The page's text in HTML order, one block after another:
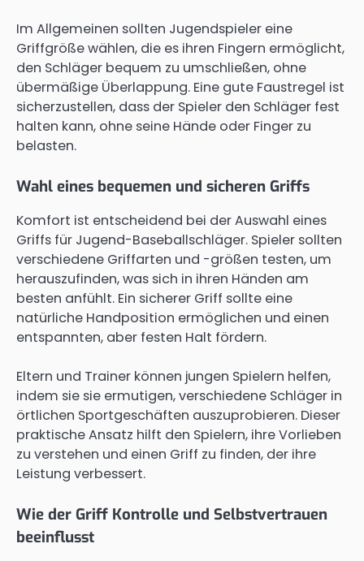
Im Allgemeinen sollten Jugendspieler eine
Griffgröße wählen, die es ihren Fingern ermöglicht,
den Schläger bequem zu umschließen, ohne
übermäßige Überlappung. Eine gute Faustregel ist
sicherzustellen, dass der Spieler den Schläger fest
halten kann, ohne seine Hände oder Finger zu
belasten.
Wahl eines bequemen und sicheren Griffs
Komfort ist entscheidend bei der Auswahl eines
Griffs für Jugend-Baseballschläger. Spieler sollten
verschiedene Griffarten und -größen testen, um
herauszufinden, was sich in ihren Händen am
besten anfühlt. Ein sicherer Griff sollte eine
natürliche Handposition ermöglichen und einen
entspannten, aber festen Halt fördern.
Eltern und Trainer können jungen Spielern helfen,
indem sie sie ermutigen, verschiedene Schläger in
örtlichen Sportgeschäften auszuprobieren. Dieser
praktische Ansatz hilft den Spielern, ihre Vorlieben
zu verstehen und einen Griff zu finden, der ihre
Leistung verbessert.
Wie der Griff Kontrolle und Selbstvertrauen
beeinflusst